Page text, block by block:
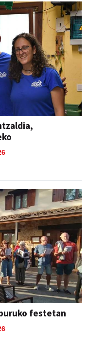
festetan